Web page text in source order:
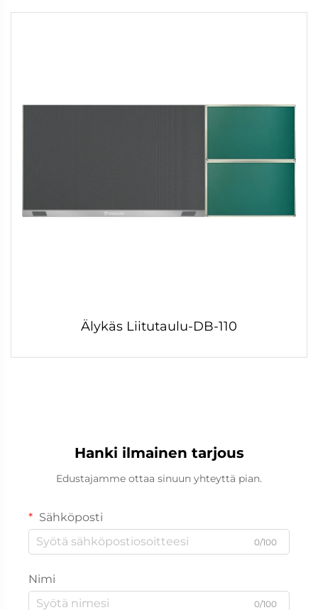
Älykäs Liitutaulu-DB-110
Hanki ilmainen tarjous
Edustajamme ottaa sinuun yhteyttä pian.
Sähköposti
0/100
Nimi
0/100